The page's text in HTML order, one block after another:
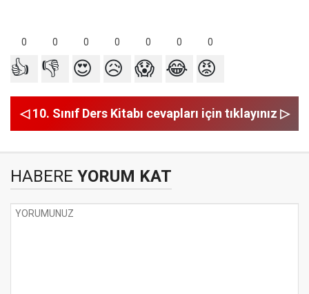
0 0 0 0 0 0 0
👍 👎 😍 😥 😱 😂 😡
◁ 10. Sınıf Ders Kitabı cevapları için tıklayınız ▷
HABERE YORUM KAT